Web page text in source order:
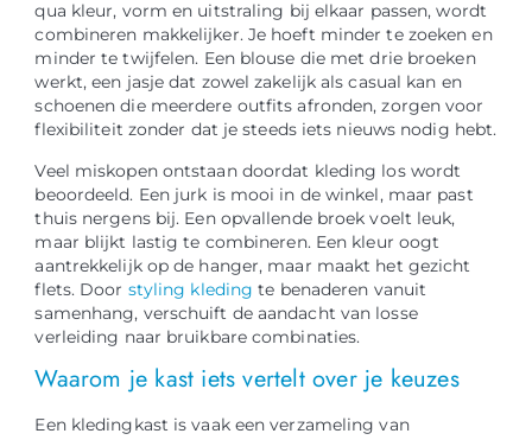
qua kleur, vorm en uitstraling bij elkaar passen, wordt
combineren makkelijker. Je hoeft minder te zoeken en
minder te twijfelen. Een blouse die met drie broeken
werkt, een jasje dat zowel zakelijk als casual kan en
schoenen die meerdere outfits afronden, zorgen voor
flexibiliteit zonder dat je steeds iets nieuws nodig hebt.
Veel miskopen ontstaan doordat kleding los wordt
beoordeeld. Een jurk is mooi in de winkel, maar past
thuis nergens bij. Een opvallende broek voelt leuk,
maar blijkt lastig te combineren. Een kleur oogt
aantrekkelijk op de hanger, maar maakt het gezicht
flets. Door styling kleding te benaderen vanuit
samenhang, verschuift de aandacht van losse
verleiding naar bruikbare combinaties.
Waarom je kast iets vertelt over je keuzes
Een kledingkast is vaak een verzameling van